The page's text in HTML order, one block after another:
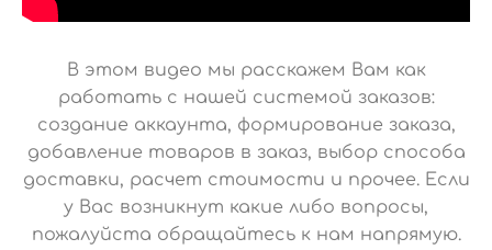
В этом видео мы расскажем Вам как
работать с нашей системой заказов:
создание аккаунта, формирование заказа,
добавление товаров в заказ, выбор способа
доставки, расчет стоимости и прочее. Если
у Вас возникнут какие либо вопросы,
пожалуйста обращайтесь к нам напрямую.